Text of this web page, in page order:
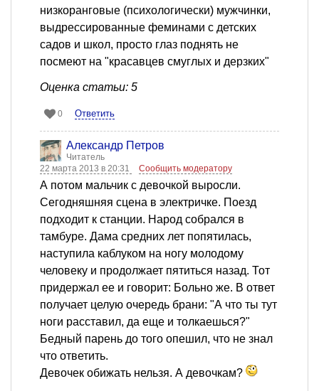
низкоранговые (психологически) мужчинки,
выдрессированные феминами с детских
садов и школ, просто глаз поднять не
посмеют на "красавцев смуглых и дерзких"
Оценка статьи: 5
0 Ответить
Александр Петров
Читатель
22 марта 2013 в 20:31
Сообщить модератору
А потом мальчик с девочкой выросли.
Сегодняшняя сцена в электричке. Поезд
подходит к станции. Народ собрался в
тамбуре. Дама средних лет попятилась,
наступила каблуком на ногу молодому
человеку и продолжает пятиться назад. Тот
придержал ее и говорит: Больно же. В ответ
получает целую очередь брани: "А что ты тут
ноги расставил, да еще и толкаешься?"
Бедный парень до того опешил, что не знал
что ответить.
Девочек обижать нельзя. А девочкам?